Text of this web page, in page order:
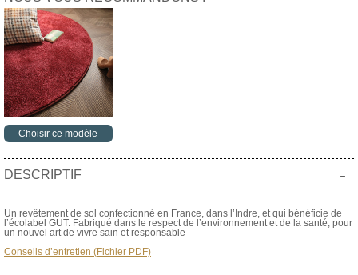
Choisir ce modèle
DESCRIPTIF -
Un revêtement de sol confectionné en France, dans l’Indre, et qui bénéficie de
l’écolabel GUT. Fabriqué dans le respect de l’environnement et de la santé, pour
un nouvel art de vivre sain et responsable
Conseils d’entretien (Fichier PDF)